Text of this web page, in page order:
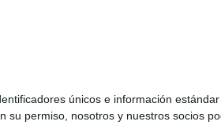
únicos e información
su permiso, nosotros y nuestros socios